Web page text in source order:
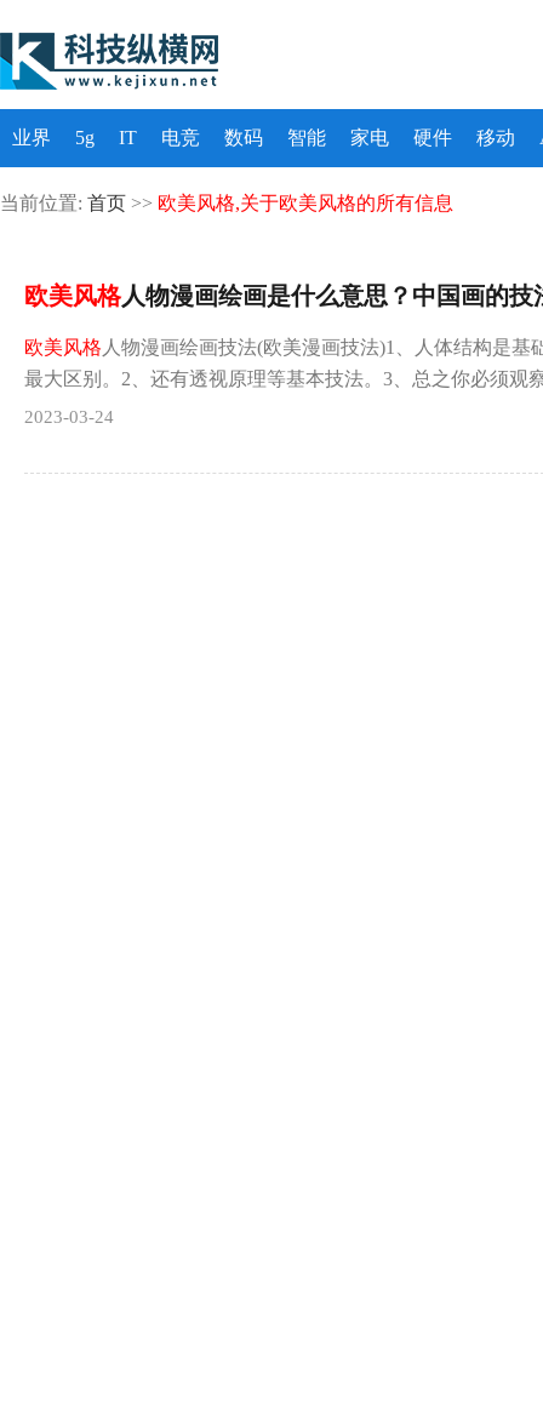
业界 5g IT 电竞 数码 智能 家电 硬件 移动
当前位置: 首页 >> 欧美风格,关于欧美风格的所有信息
欧美风格人物漫画绘画是什么意思？中国画的技
欧美风格 人物漫画绘画技法(欧美漫画技法)1、人体结构是基
最大区别。2、还有透视原理等基本技法。3、总之你必须观
2023-03-24